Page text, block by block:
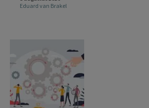
Eduard van Brakel